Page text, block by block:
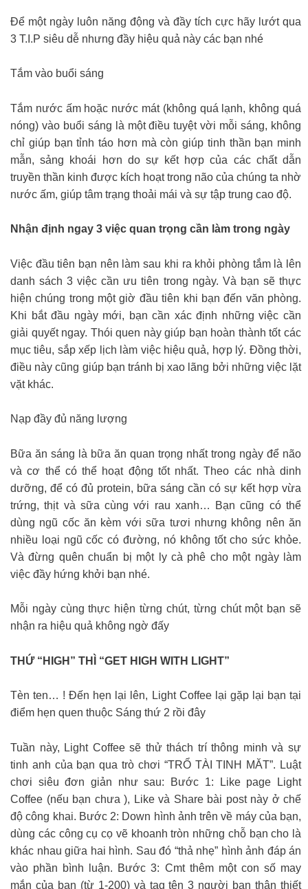
Để một ngày luôn năng động và đầy tích cực hãy lướt qua
3 T.I.P siêu dễ nhưng đầy hiệu quả này các bạn nhé
Tắm vào buổi sáng
Tắm nước ấm hoặc nước mát (không quá lạnh, không quá
nóng) vào buổi sáng là một điều tuyệt vời mỗi sáng, không
chỉ giúp bạn tỉnh táo hơn mà còn giúp tinh thần bạn minh
mẫn, sảng khoái hơn do sự kết hợp của các chất dẫn
truyền thần kinh được kích hoạt trong não của chúng ta nhờ
nước ấm, giúp tâm trạng thoải mái và sự tập trung cao độ.
Nhận định ngay 3 việc quan trọng cần làm trong ngày
Việc đầu tiên bạn nên làm sau khi ra khỏi phòng tắm là lên
danh sách 3 việc cần ưu tiên trong ngày. Và bạn sẽ thực
hiện chúng trong một giờ đầu tiên khi bạn đến văn phòng.
Khi bắt đầu ngày mới, bạn cần xác định những việc cần
giải quyết ngay. Thói quen này giúp bạn hoàn thành tốt các
mục tiêu, sắp xếp lịch làm việc hiệu quả, hợp lý. Đồng thời,
điều này cũng giúp bạn tránh bị xao lãng bởi những việc lặt
vặt khác.
Nạp đầy đủ năng lượng
Bữa ăn sáng là bữa ăn quan trọng nhất trong ngày để não
và cơ thể có thể hoạt động tốt nhất. Theo các nhà dinh
dưỡng, để có đủ protein, bữa sáng cần có sự kết hợp vừa
trứng, thịt và sữa cùng với rau xanh… Bạn cũng có thể
dùng ngũ cốc ăn kèm với sữa tươi nhưng không nên ăn
nhiều loại ngũ cốc có đường, nó không tốt cho sức khỏe.
Và đừng quên chuẩn bị một ly cà phê cho một ngày làm
việc đầy hứng khởi bạn nhé.
Mỗi ngày cùng thực hiện từng chút, từng chút một bạn sẽ
nhận ra hiệu quả không ngờ đấy
THỨ “HIGH” THÌ “GET HIGH WITH LIGHT”
Tèn ten… ! Đến hẹn lại lên, Light Coffee lại gặp lại bạn tại
điểm hẹn quen thuộc Sáng thứ 2 rồi đây
Tuần này, Light Coffee sẽ thử thách trí thông minh và sự
tinh anh của bạn qua trò chơi “TRỔ TÀI TINH MĂT”. Luật
chơi siêu đơn giản như sau: Bước 1: Like page Light
Coffee (nếu bạn chưa ), Like và Share bài post này ở chế
độ công khai. Bước 2: Down hình ảnh trên về máy của bạn,
dùng các công cụ cọ vẽ khoanh tròn những chỗ bạn cho là
khác nhau giữa hai hình. Sau đó “thả nhẹ” hình ảnh đáp án
vào phần bình luận. Bước 3: Cmt thêm một con số may
mắn của bạn (từ 1-200) và tag tên 3 người bạn thân thiết